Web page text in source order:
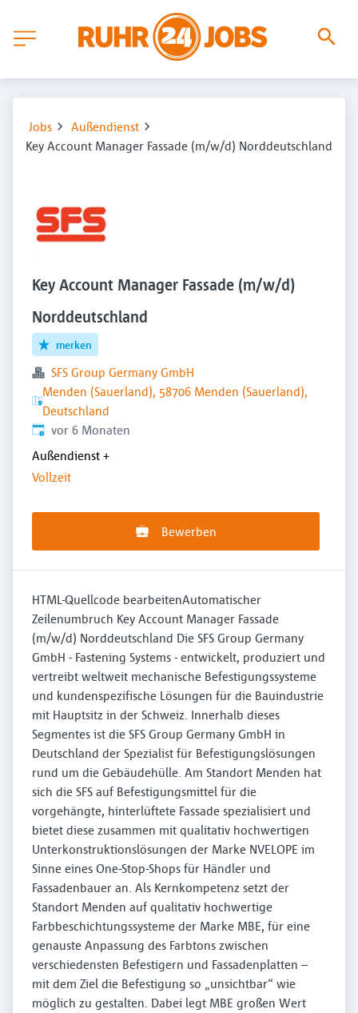
Jobs
Außendienst
Key Account Manager Fassade (m/w/d) Norddeutschland
Key Account Manager Fassade (m/w/d)
Norddeutschland
merken
SFS Group Germany GmbH
Menden (Sauerland), 58706 Menden (Sauerland),
Deutschland
Veröffentlicht:
vor 6 Monaten
Außendienst +
Vollzeit
Bewerben
HTML-Quellcode bearbeitenAutomatischer
Zeilenumbruch Key Account Manager Fassade
(m/w/d) Norddeutschland Die SFS Group Germany
GmbH - Fastening Systems - entwickelt, produziert und
vertreibt weltweit mechanische Befestigungssysteme
und kundenspezifische Lösungen für die Bauindustrie
mit Hauptsitz in der Schweiz. Innerhalb dieses
Segmentes ist die SFS Group Germany GmbH in
Deutschland der Spezialist für Befestigungslösungen
rund um die Gebäudehülle. Am Standort Menden hat
sich die SFS auf Befestigungsmittel für die
vorgehängte, hinterlüftete Fassade spezialisiert und
bietet diese zusammen mit qualitativ hochwertigen
Unterkonstruktionslösungen der Marke NVELOPE im
Sinne eines One-Stop-Shops für Händler und
Fassadenbauer an. Als Kernkompetenz setzt der
Standort Menden auf qualitativ hochwertige
Farbbeschichtungssysteme der Marke MBE, für eine
genauste Anpassung des Farbtons zwischen
verschiedensten Befestigern und Fassadenplatten –
mit dem Ziel die Befestigung so „unsichtbar“ wie
möglich zu gestalten. Dabei legt MBE großen Wert